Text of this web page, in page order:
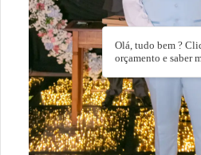
Olá, tudo bem ?
orçamento e saber